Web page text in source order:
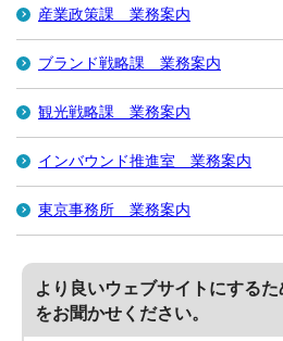
産業政策課 業務案内
ブランド戦略課 業務案内
観光戦略課 業務案内
インバウンド推進室 業務案内
東京事務所 業務案内
より良いウェブサイトにする
をお聞かせください。